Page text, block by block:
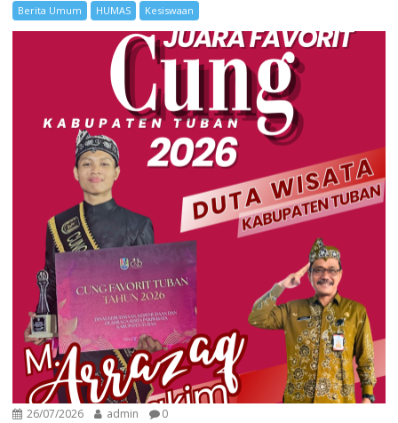
Berita Umum HUMAS Kesiswaan
26/07/2026 admin 0